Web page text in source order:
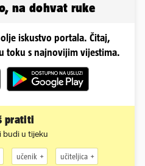
na dohvat ruke
iskustvo portala. Čitaj,
toku s najnovijim vijestima.
pratiti
budi u tijeku
učenik učiteljica